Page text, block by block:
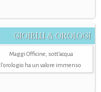
GIOIELLI & OROLOGI
Maggi Officine, sott’acqua
l'orologio ha un valore immenso